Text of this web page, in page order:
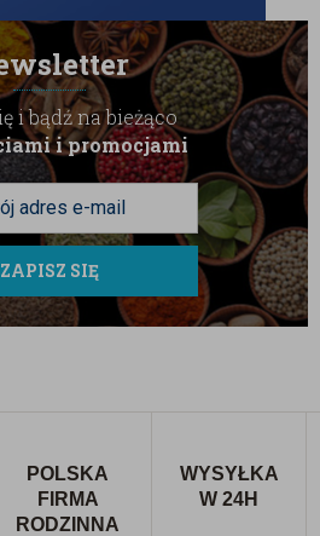
i bądź na bieżąco
i promocjami
ZAPISZ SIĘ
POLSKA
FIRMA
RODZINNA
WYSYŁKA
W 24H